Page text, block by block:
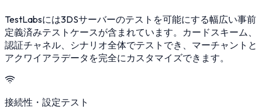
TestLabsには3DSサーバーのテストを可能にする幅広い事前
定義済みテストケースが含まれています。カードスキーム、
認証チャネル、シナリオ全体でテストでき、マーチャントと
アクワイアラデータを完全にカスタマイズできます。
接続性・設定テスト